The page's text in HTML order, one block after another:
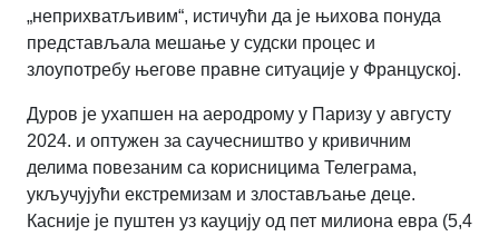
„неприхватљивим“, истичући да је њихова понуда
представљала мешање у судски процес и
злоупотребу његове правне ситуације у Француској.
Дуров је ухапшен на аеродрому у Паризу у августу
2024. и оптужен за саучесништво у кривичним
делима повезаним са корисницима Телеграма,
укључујући екстремизам и злостављање деце.
Касније је пуштен уз кауцију од пет милиона евра (5,4